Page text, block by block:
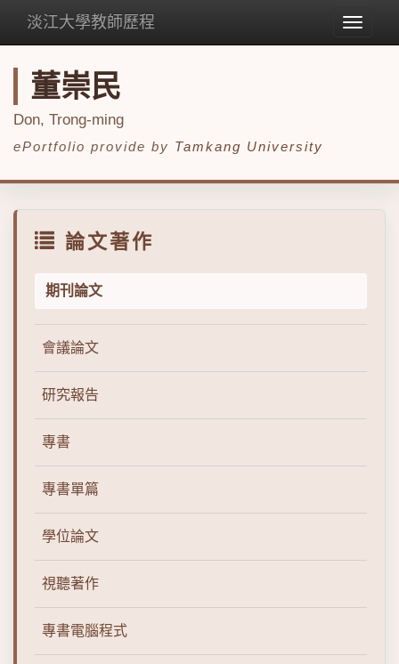
Toggle
淡江大學教師歷程
董崇民
Don, Trong-ming
ePortfolio provide by Tamkang University
論文著作
期刊論文
會議論文
研究報告
專書
專書單篇
學位論文
視聽著作
專書電腦程式